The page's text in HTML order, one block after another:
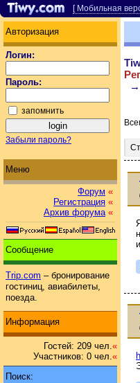
[ Мобильная
Авторизация
Логин:
Пароль:
запомнить
Забыли пароль?
Меню
Форум «
Регистрация «
Архив форума «
Сообщение
Trip.com – бронирование
гостиниц, авиабилеты,
поезда.
Информация
Гостей: 209 чел.«
Участников: 0 чел.«
Поиск:
→